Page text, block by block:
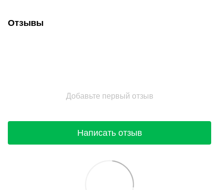
Отзывы
Добавьте первый отзыв
Написать отзыв